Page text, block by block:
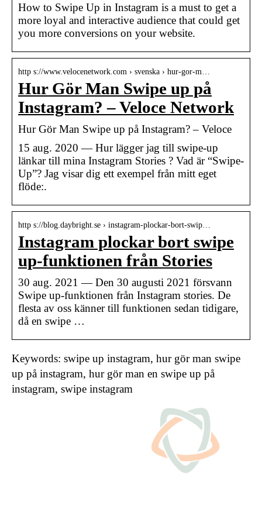
How to Swipe Up in Instagram is a must to get a
more loyal and interactive audience that could get
you more conversions on your website.
http s://www.velocenetwork.com › svenska › hur-gor-m…
Hur Gör Man Swipe up på
Instagram? – Veloce Network
Hur Gör Man Swipe up på Instagram? – Veloce
15 aug. 2020 — Hur lägger jag till swipe-up
länkar till mina Instagram Stories ? Vad är “Swipe-
Up”? Jag visar dig ett exempel från mitt eget
flöde:.
http s://blog.daybright.se › instagram-plockar-bort-swip…
Instagram plockar bort swipe
up-funktionen från Stories
30 aug. 2021 — Den 30 augusti 2021 försvann
Swipe up-funktionen från Instagram stories. De
flesta av oss känner till funktionen sedan tidigare,
då en swipe …
Keywords: swipe up instagram, hur gör man swipe
up på instagram, hur gör man en swipe up på
instagram, swipe instagram